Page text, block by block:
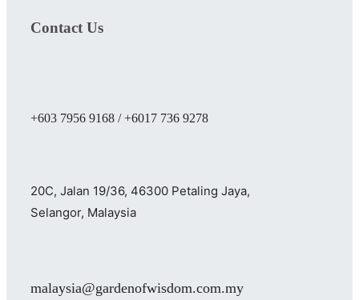
Contact Us
+603 7956 9168 / +6017 736 9278
20C, Jalan 19/36, 46300 Petaling Jaya,
Selangor, Malaysia
malaysia@gardenofwisdom.com.my